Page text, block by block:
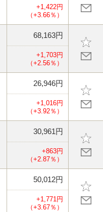
+1,422円
（+3.66％）
68,163円
+1,703円
（+2.56％）
26,946円
+1,016円
（+3.92％）
30,961円
+863円
（+2.87％）
50,012円
+1,771円
（+3.67％）